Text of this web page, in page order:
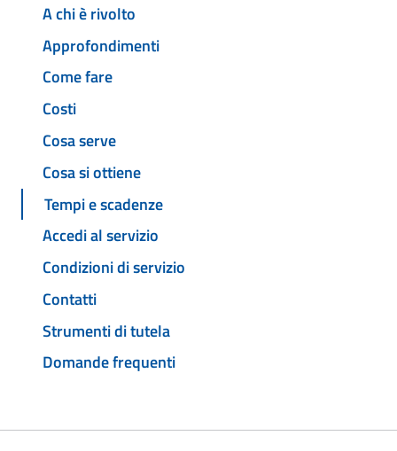
A chi è rivolto
Approfondimenti
Come fare
Costi
Cosa serve
Cosa si ottiene
Tempi e scadenze
Accedi al servizio
Condizioni di servizio
Contatti
Strumenti di tutela
Domande frequenti